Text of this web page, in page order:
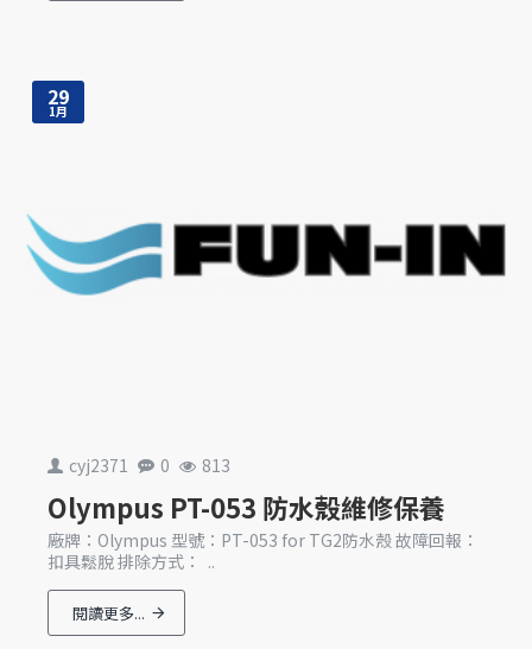
29
1月
cyj2371 0 813
Olympus PT-053 防水殼維修保養
廠牌：Olympus 型號：PT-053 for TG2防水殼 故障回報：
扣具鬆脫 排除方式： ..
閱讀更多...